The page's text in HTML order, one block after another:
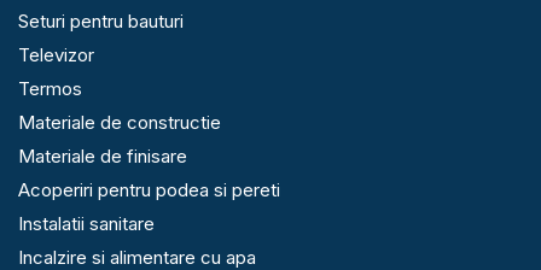
Seturi pentru bauturi
Televizor
Termos
Materiale de constructie
Materiale de finisare
Acoperiri pentru podea si pereti
Instalatii sanitare
Incalzire si alimentare cu apa